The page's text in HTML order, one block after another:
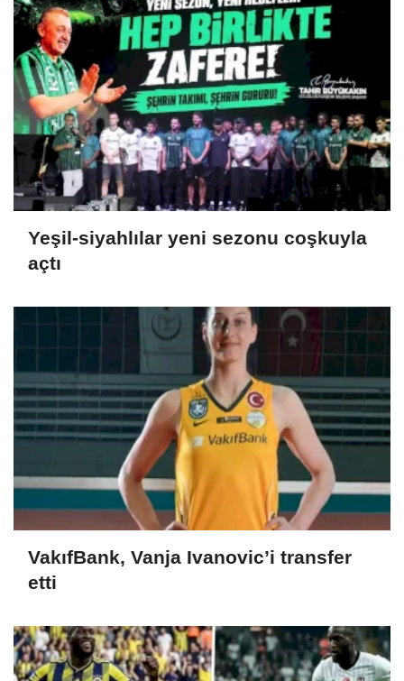
Yeşil-siyahlılar yeni sezonu coşkuyla
açtı
VakıfBank, Vanja Ivanovic’i transfer
etti